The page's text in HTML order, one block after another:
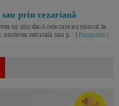
prin cezariană
să știu dacă cele care au născut la
nașterea naturală sau p... |Raspunde |